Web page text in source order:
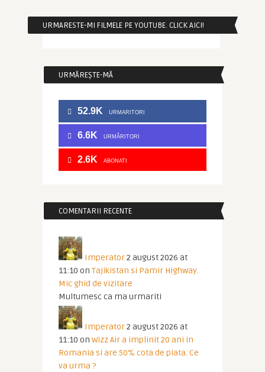
URMARESTE-MI FILMELE PE YOUTUBE. CLICK AICI!
URMĂREȘTE-MĂ
52.9K URMARITORI
6.6K URMĂRITORI
2.6K ABONATI
COMENTARII RECENTE
Imperator2 august 2026 at
11:10 on Tajikistan si Pamir Highway.
Mic ghid de vizitare
Multumesc ca ma urmariti
Imperator2 august 2026 at
11:10 on Wizz Air a implinit 20 ani in
Romania si are 50% cota de piata. Ce
va urma ?